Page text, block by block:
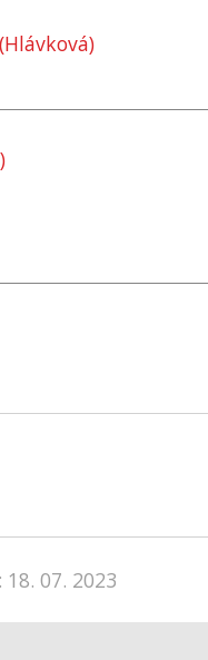
07. 2023